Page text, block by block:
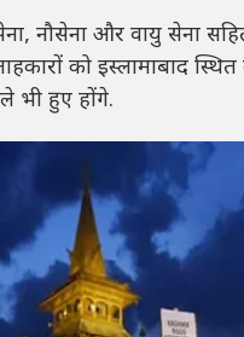
नौसेना और वायु सेना
को इस्लामाबाद
हुए होंगे.